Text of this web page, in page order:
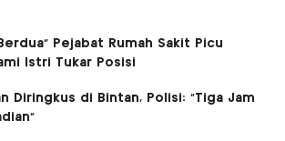
Pejabat Rumah Sakit Picu
Istri Tukar Posisi
Diringkus di Bintan, Polisi: “Tiga Jam